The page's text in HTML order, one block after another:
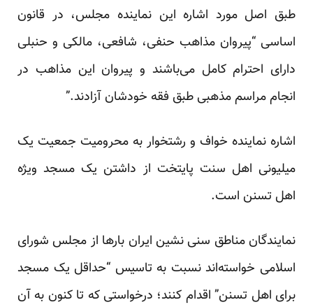
طبق اصل مورد اشاره این نماینده مجلس، در قانون
اساسی “پیروان مذاهب حنفی، شافعی، مالکی و حنبلی
دارای احترام کامل می‌باشند و پیروان این مذاهب در
انجام مراسم مذهبی طبق فقه خودشان آزادند.”
اشاره نماینده خواف و رشتخوار به محرومیت جمعیت یک
میلیونی اهل سنت پایتخت از داشتن یک مسجد ویژه
اهل تسنن است.
نمایندگان مناطق سنی نشین ایران بار‌ها از مجلس شورای
اسلامی خواسته‌اند نسبت به تاسیس “حداقل یک مسجد
برای اهل تسنن” اقدام کنند؛ درخواستی که تا کنون به آن